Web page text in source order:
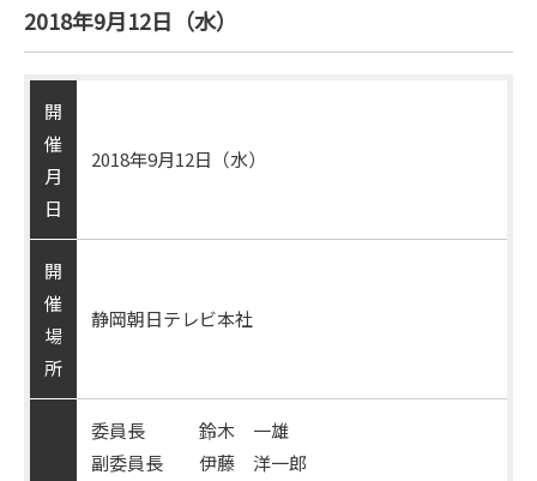
2018年9月12日（水）
開
催
月
日
2018年9月12日（水）
開
催
場
所
静岡朝日テレビ本社
委員長 鈴木 一雄
副委員長 伊藤 洋一郎